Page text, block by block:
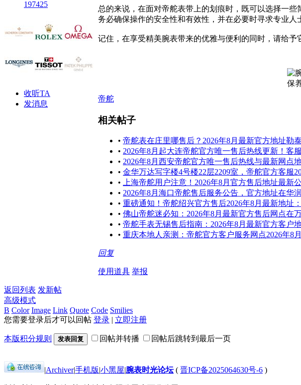
197425
收听TA
发消息
总的来说，在面对帝舵表带上的划痕时，既可以选择一
务必确保操作的安全性和有效性，并在必要时寻求专业人
记住，在享受精美腕表带来的优雅与便利的同时，请给予
帝舵
相关帖子
• 帝舵表在庄里哪售后？2026年8月最新官方地址勒
• 2026年8月起大连帝舵官方唯一售后热线更新！客
• 2026年8月西安帝舵官方唯一售后热线与最新网点
• 金华万达写字楼4号楼22层2209室，帝舵官方客服
•
上海帝舵用户注意！2026年8月官方售后地址最新
• 2026年8月海口帝舵售后服务公告，官方地址在华
• 重磅通知！帝舵绍兴官方售后2026年8月最新地址
• 佛山帝舵迷必知：2026年8月最新官方售后网点在
• 帝舵手表无锡售后指南：2026年8月最新官方客户
• 重庆本地人亲测：帝舵官方客户服务网点2026年8
回复
使用道具 举报
返回列表 发新帖
高级模式
B Color Image Link Quote Code Smilies
您需要登录后才可以回帖 登录 | 立即注册
本版积分规则 发表回复 回帖并转播 回帖后跳转到最后一页
|Archiver|手机版|小黑屋|腕表时光论坛( 晋ICP备2025064630号-6 )